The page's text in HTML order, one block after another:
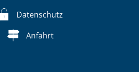
Datenschutz
Anfahrt